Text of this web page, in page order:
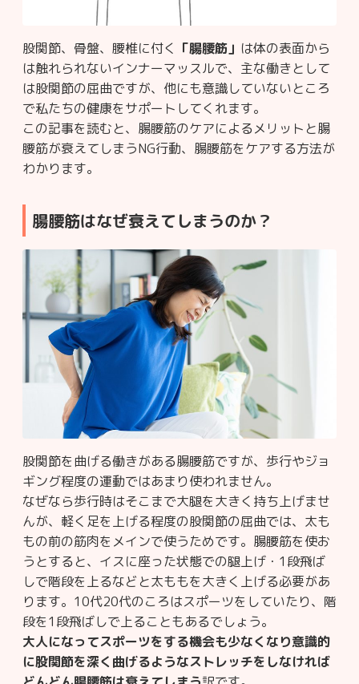
股関節、骨盤、腰椎に付く 「腸腰筋」 は体の表面から
は触れられないインナーマッスルで、主な働きとして
は股関節の屈曲ですが、他にも意識していないところ
で私たちの健康をサポートしてくれます。
この記事を読むと、腸腰筋のケアによるメリットと腸
腰筋が衰えてしまうNG行動、腸腰筋をケアする方法が
わかります。
腸腰筋はなぜ衰えてしまうのか？
股関節を曲げる働きがある腸腰筋ですが、歩行やジョ
ギング程度の運動ではあまり使われません。
なぜなら歩行時はそこまで大腿を大きく持ち上げませ
んが、軽く足を上げる程度の股関節の屈曲では、太も
もの前の筋肉をメインで使うためです。腸腰筋を使お
うとすると、イスに座った状態での腿上げ・1段飛ば
しで階段を上るなどと太ももを大きく上げる必要があ
ります。10代20代のころはスポーツをしていたり、階
段を1段飛ばしで上ることもあるでしょう。
大人になってスポーツをする機会も少なくなり意識的
に股関節を深く曲げるようなストレッチをしなければ